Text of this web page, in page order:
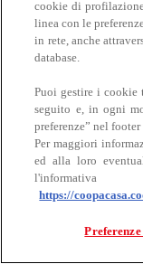
Carne
Bovino
cookie di
linea con le
in rete, anche
database.
Puoi gestire i cookie
seguito e, in ogni
preferenze” nel
Per maggiori
ed alla loro
https://